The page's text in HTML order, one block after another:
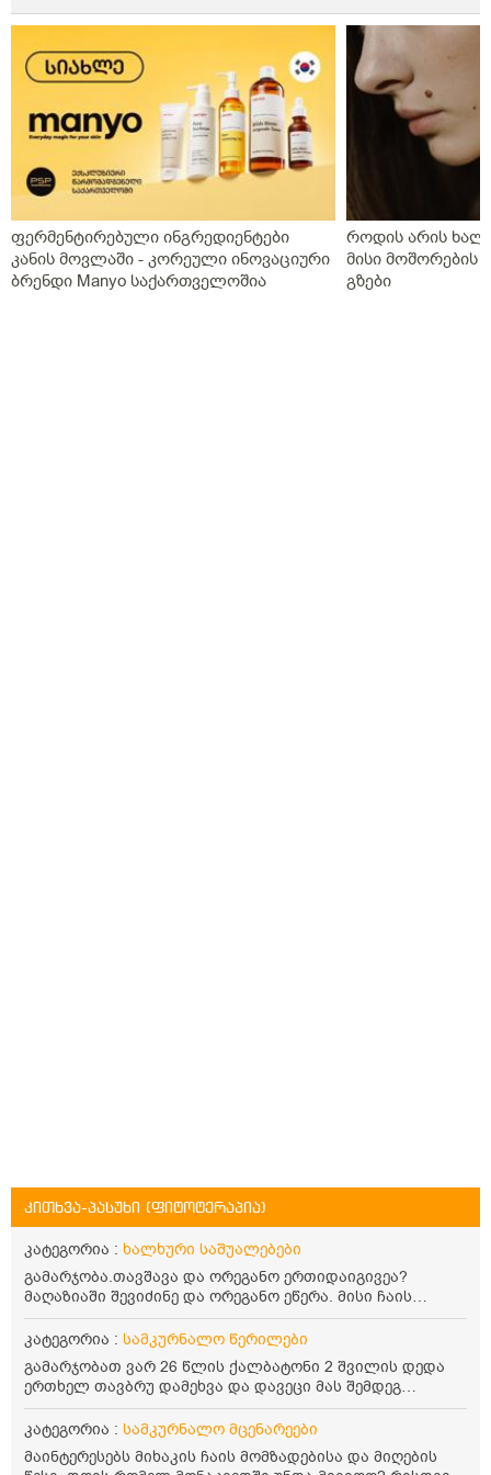
რიგში რაც არ გაგვისინჯია ამ ხნის განმავლობაში და
ზღვარზე ქონდა ისე რომ ლაბორანტმა გვითხრა
საყურადღებოა თორემ მერე საპრობლემო
გახდებაო,და ისედაც თვენახევარში ერთხელ
გვნახულობდა ის ძველი ექიმი,ინდომეტაზონის
სანთელი ოცი დღე ძილის წინ,უტროჟესტანი
საღამოს,კურანტილი სისხლის გამათხელებელი,ახლა
აქვს თავის ტკივილები,სხვა ჩვენება არააქვს და ასე
გვგონია დ ვიტამია გამოიწვიაო მარა ვირუსიც
ქონდა,ვაგოსტაბილი თავის ტკივილისთვის,თქვენ რას
გვირჩევთ?როგორც გვითხარით ონლაინ ისე მიდის
ყველაფერი და ხალხს შეხება აქვთ პირდაპირ
ფერმენტირებული ინგრედიენტები
კანის მოვლაში - კორეული ინოვაციური
ბრენდი Manyo საქართველოშია
როდის არის
მისი მოშორების
გზები
კითხვა-პასუხი (ფიტოტერაპია)
კატეგორია : ხალხური საშუალებები
გამარჯობა.თავშავა და ორეგანო ერთიდაიგივეა?
მაღაზიაში შევიძინე და ორეგანო ეწერა. მისი ჩაის
დალევის წესი მაინტერესებს.რისთვის არის კარგი?
წავიკითხე რომ: 1 ჭიქა თბილ წყალში ჩავყაროთ 1 ჩაის
კოვზი დაქუცმაცებული და გამხმარი ორეგანო და
გავაჩეროთ 10-15 წუთი, მივიღოთო ჭამიდან 1-2 საათში.
მიზანი: ანტიოქსიდანტური და ანთების საწინააღმდეგო
თვისება. სწორია ეს ინფორმაცია? უკუჩვენება რა აქვს
და ბრონქულ ასთმას თუ შველის ორეგანოს ჩაი?
კატეგორია : სამკურნალო წერილები
გამარჯობათ ვარ 26 წლის ქალბატონი 2 შვილის დედა
ერთხელ თავბრუ დამეხვა და დავეცი მას შემდეგ
დამეწყო შიშები ვეღარ გავდიოდი გარეთ რადგან ისევ
ასე ცუდად არ გავხდარიყავი ყურის ანთება მქონდა
მაშინ როგორც გაირკვა მას შემსეგ გავიდა 1 წელზე
მეტინდა კიდე მეხვევა თავბრუ გარეთ გასვილისას
კატეგორია : სამკურნალო მცენარეები
მაინტერესებს მიხაკის ჩაის მომზადებისა და მიღების